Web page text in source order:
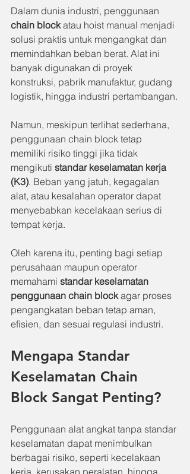
Dalam dunia industri, penggunaan
chain block atau hoist manual menjadi
solusi praktis untuk mengangkat dan
memindahkan beban berat. Alat ini
banyak digunakan di proyek
konstruksi, pabrik manufaktur, gudang
logistik, hingga industri pertambangan.
Namun, meskipun terlihat sederhana,
penggunaan chain block tetap
memiliki risiko tinggi jika tidak
mengikuti standar keselamatan kerja
(K3). Beban yang jatuh, kegagalan
alat, atau kesalahan operator dapat
menyebabkan kecelakaan serius di
tempat kerja.
Oleh karena itu, penting bagi setiap
perusahaan maupun operator
memahami standar keselamatan
penggunaan chain block agar proses
pengangkatan beban tetap aman,
efisien, dan sesuai regulasi industri.
Mengapa Standar
Keselamatan Chain
Block Sangat Penting?
Penggunaan alat angkat tanpa standar
keselamatan dapat menimbulkan
berbagai risiko, seperti kecelakaan
kerja, kerusakan peralatan, hingga